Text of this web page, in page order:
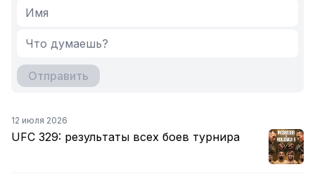
Отправить
12 июля 2026
UFC 329: результаты всех боев турнира